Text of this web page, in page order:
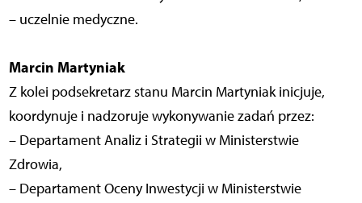
– uczelnie medyczne.
Marcin Martyniak
Z kolei podsekretarz stanu Marcin Martyniak inicjuje,
koordynuje i nadzoruje wykonywanie zadań przez:
– Departament Analiz i Strategii w Ministerstwie
Zdrowia,
– Departament Oceny Inwestycji w Ministerstwie